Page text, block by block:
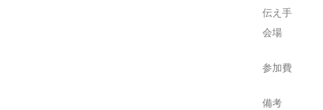
伝え手
会場
参加費
備考